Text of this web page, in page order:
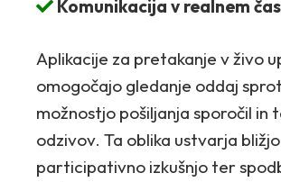
Komunikacija v realnem
Aplikacije za pretakanje v živo
omogočajo gledanje oddaj
možnostjo pošiljanja sporočil in
odzivov. Ta oblika ustvarja
participativno izkušnjo ter